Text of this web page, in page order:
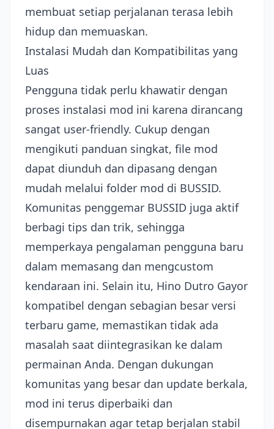
membuat setiap perjalanan terasa lebih
hidup dan memuaskan.
Instalasi Mudah dan Kompatibilitas yang
Luas
Pengguna tidak perlu khawatir dengan
proses instalasi mod ini karena dirancang
sangat user-friendly. Cukup dengan
mengikuti panduan singkat, file mod
dapat diunduh dan dipasang dengan
mudah melalui folder mod di BUSSID.
Komunitas penggemar BUSSID juga aktif
berbagi tips dan trik, sehingga
memperkaya pengalaman pengguna baru
dalam memasang dan mengcustom
kendaraan ini. Selain itu, Hino Dutro Gayor
kompatibel dengan sebagian besar versi
terbaru game, memastikan tidak ada
masalah saat diintegrasikan ke dalam
permainan Anda. Dengan dukungan
komunitas yang besar dan update berkala,
mod ini terus diperbaiki dan
disempurnakan agar tetap berjalan stabil